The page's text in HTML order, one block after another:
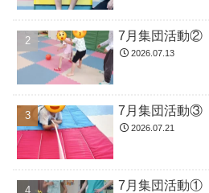
7月集団活動②
2026.07.13
7月集団活動③
2026.07.21
7月集団活動①